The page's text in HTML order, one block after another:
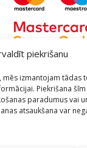
piekrišanu
izmantojam tādas
Piekrišana
paradumus vai
atsaukšana var